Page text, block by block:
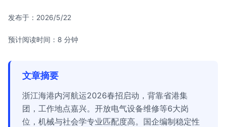
发布于： 2026/5/22
预计阅读时间：8 分钟
文章摘要
浙江海港内河航运2026春招启动，背靠省港集
团，工作地点嘉兴。开放电气设备维修等6大岗
位，机械与社会学专业匹配度高。国企编制稳定性